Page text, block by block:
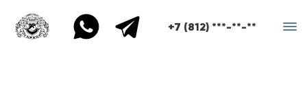
+7 (812) ***-**-**